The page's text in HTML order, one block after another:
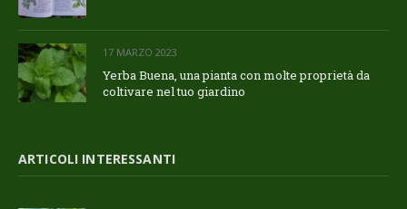
17 MARZO 2023
Yerba Buena, una pianta con molte proprietà da
coltivare nel tuo giardino
ARTICOLI INTERESSANTI